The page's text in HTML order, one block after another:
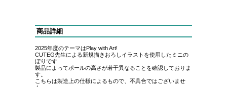
商品詳細
2025年度のテーマはPlay with Art!
CUTEG先生による新規描きおろしイラストを使用したミニの
ぼりです
製品によってポールの高さが若干異なることを確認しておりま
す。
こちらは製造上の仕様によるもので、不具合ではございませ